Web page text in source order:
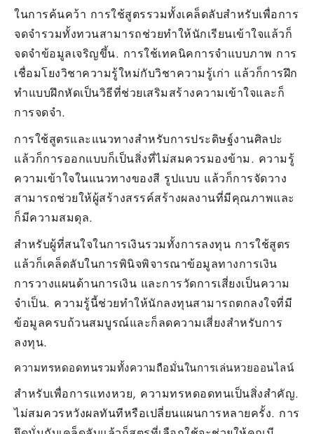
ในการค้นคว้า การใช้สูตรรวมทั้งเคล็ดลับสำหรับเพื่อการ
จดจำรวมทั้งทวนสามารถช่วยทำให้นักเรียนเข้าใจแล้วก็
จดจำข้อมูลเจริญขึ้น. การใช้เทคนิคการจำแบบภาพ การ
เชื่อมโยงวิชาความรู้ใหม่กับวิชาความรู้เก่า แล้วก็การฝึก
ทำแบบฝึกหัดเป็นวิธีที่ช่วยเสริมสร้างความเข้าใจและก็
การจดจำ.
การใช้สูตรและแนวทางสำหรับการประดิษฐ์งานศิลปะ
แล้วก็การออกแบบก็เป็นสิ่งที่ไม่สมควรมองข้าม. ความรู้
ความเข้าใจในแนวทางของสี รูปแบบ แล้วก็การจัดวาง
สามารถช่วยให้ผู้สร้างสรรค์สร้างผลงานที่มีคุณภาพและ
ก็มีความสมดุล.
สำหรับผู้ที่สนใจในการเงินรวมทั้งการลงทุน การใช้สูตร
แล้วก็เคล็ดลับในการพินิจพิจารณาข้อมูลทางการเงิน
การวางแผนด้านการเงิน และการวัดการเสี่ยงเป็นความ
จำเป็น. ความรู้นี้ช่วยทำให้นักลงทุนสามารถตกลงใจที่มี
ข้อมูลครบถ้วนสมบูรณ์และก็ลดความเสี่ยงสำหรับการ
ลงทุน.
ความทรหดอดทนรวมทั้งความถือมั่นในการเล่นหวยออนไลน์
สำหรับเพื่อการแทงหวย, ความทรหดอดทนเป็นสิ่งสำคัญ.
ไม่สมควรหวังผลทันทีหรือเปลี่ยนแผนการหลายครั้ง. การ